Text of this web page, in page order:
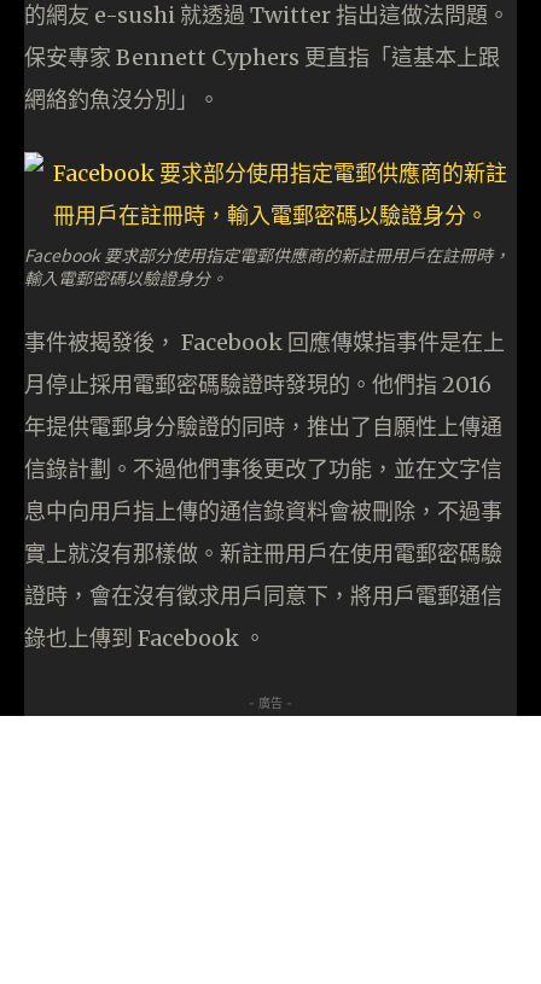
的網友 e-sushi 就透過 Twitter 指出這做法問題。
保安專家 Bennett Cyphers 更直指「這基本上跟
網絡釣魚沒分別」。
Facebook 要求部分使用指定電郵供應商的新註冊用戶在註冊時，
輸入電郵密碼以驗證身分。
事件被揭發後， Facebook 回應傳媒指事件是在上
月停止採用電郵密碼驗證時發現的。他們指 2016
年提供電郵身分驗證的同時，推出了自願性上傳通
信錄計劃。不過他們事後更改了功能，並在文字信
息中向用戶指上傳的通信錄資料會被刪除，不過事
實上就沒有那樣做。新註冊用戶在使用電郵密碼驗
證時，會在沒有徵求用戶同意下，將用戶電郵通信
錄也上傳到 Facebook 。
- 廣告 -